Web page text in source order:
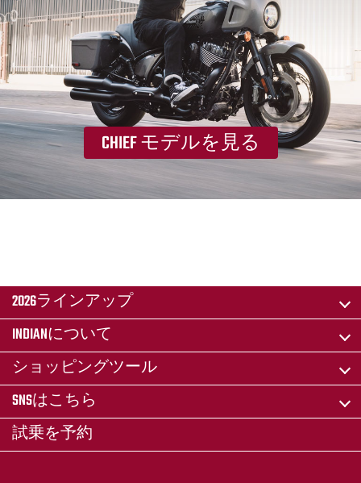
CHIEF モデルを見る
2026ラインアップ
INDIANについて
ショッピングツール
SNSはこちら
試乗を予約